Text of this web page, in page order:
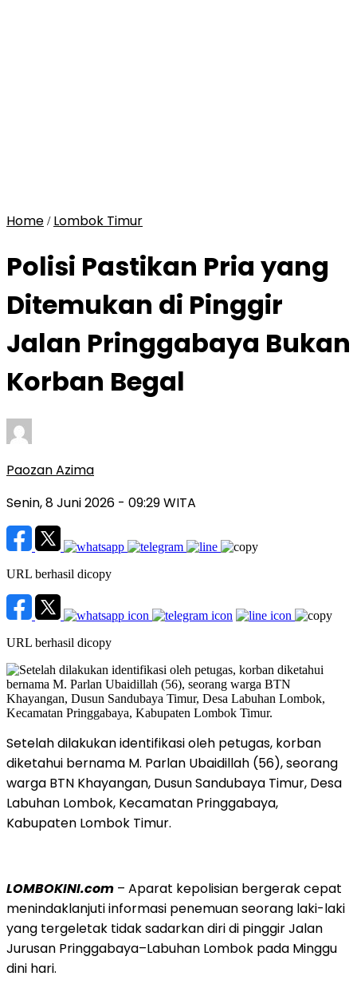
Home / Lombok Timur
Polisi Pastikan Pria yang
Ditemukan di Pinggir
Jalan Pringgabaya Bukan
Korban Begal
Paozan Azima
Senin, 8 Juni 2026 - 09:29 WITA
URL berhasil dicopy
URL berhasil dicopy
Setelah dilakukan identifikasi oleh petugas, korban
diketahui bernama M. Parlan Ubaidillah (56), seorang
warga BTN Khayangan, Dusun Sandubaya Timur, Desa
Labuhan Lombok, Kecamatan Pringgabaya,
Kabupaten Lombok Timur.
LOMBOKINI.com – Aparat kepolisian bergerak cepat
menindaklanjuti informasi penemuan seorang laki-laki
yang tergeletak tidak sadarkan diri di pinggir Jalan
Jurusan Pringgabaya–Labuhan Lombok pada Minggu
dini hari.